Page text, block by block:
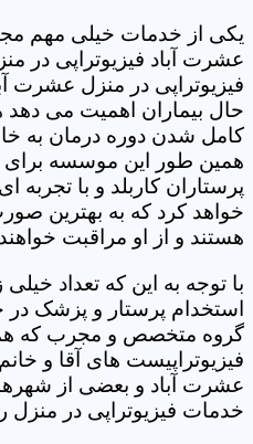
یکی از خدمات خیلی مهم
عشرت آباد فیزیوتراپی
فیزیوتراپی در منزل عشرت
حال بیماران اهمیت می دهد
کامل شدن دوره درمان به
همین طور این موسسه
پرستاران کاربلد و با تجربه
خواهد کرد که به بهترین
هستند و از او مراقبت
با توجه به این که تعداد
استخدام پرستار و پزشک در
گروه متخصص و مجرب که همه
فیزیوتراپیست های آقا و
عشرت آباد و بعضی از
خدمات فیزیوتراپی در منزل